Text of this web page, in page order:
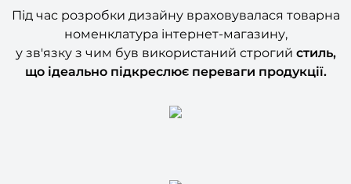
номенклатура інтернет-магазину,
у зв'язку з чим був використаний строгий
стиль,
що ідеально підкреслює переваги продукції.